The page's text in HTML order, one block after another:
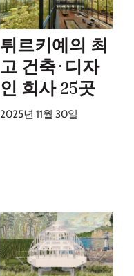
튀르키예의 최
고 건축·디자
인 회사 25곳
2025년 11월 30일